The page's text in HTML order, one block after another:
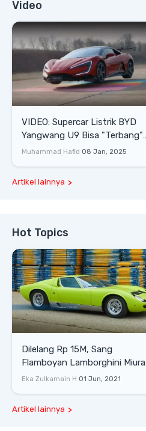
Video
VIDEO: Supercar Listrik BYD
Yangwang U9 Bisa "Terbang"
Lewati Rintangan
Muhammad Hafid 08 Jan, 2025
Artikel lainnya
Hot Topics
Dilelang Rp 15M, Sang
Flamboyan Lamborghini Miura
P400 S
Eka Zulkarnain H 01 Jun, 2021
Artikel lainnya